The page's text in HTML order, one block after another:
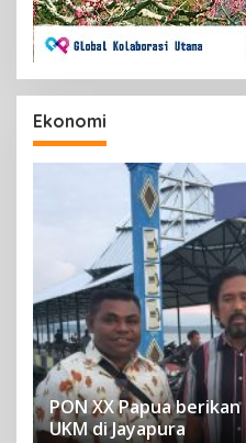
Ekonomi
PON XX Papua
UKM di Jayapura